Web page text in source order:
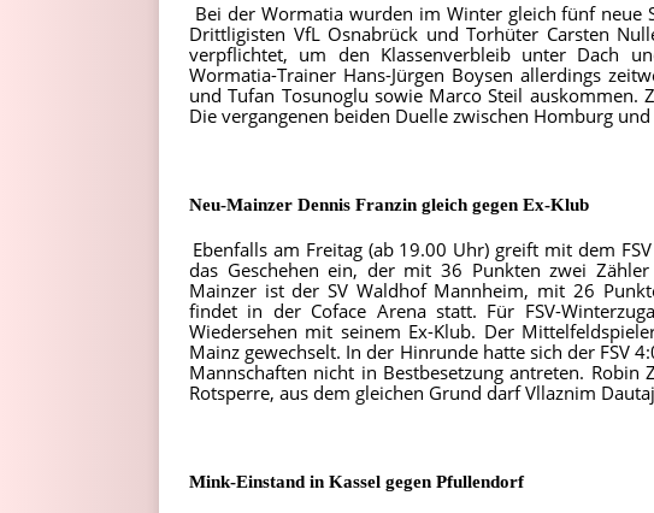
Bei der Wormatia wurden im Winter gleich fünf neue
Drittligisten VfL Osnabrück und Torhüter Carsten
verpflichtet, um den Klassenverbleib unter Dach
Wormatia-Trainer Hans-Jürgen Boysen allerdings
und Tufan Tosunoglu sowie Marco Steil auskommen.
Die vergangenen beiden Duelle zwischen Homburg
Neu-Mainzer Dennis Franzin gleich gegen Ex-Klub
Ebenfalls am Freitag (ab 19.00 Uhr) greift mit dem
das Geschehen ein, der mit 36 Punkten zwei
Mainzer ist der SV Waldhof Mannheim, mit 26
findet in der Coface Arena statt. Für FSV-
Wiedersehen mit seinem Ex-Klub. Der
Mainz gewechselt. In der Hinrunde hatte sich der FSV
Mannschaften nicht in Bestbesetzung antreten. Robin
Rotsperre, aus dem gleichen Grund darf Vllaznim
Mink-Einstand in Kassel gegen Pfullendorf